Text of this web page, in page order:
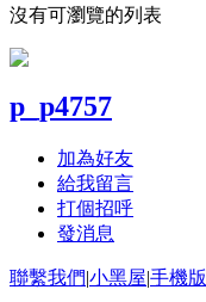
沒有可瀏覽的列表
p_p4757
加為好友
給我留言
打個招呼
發消息
聯繫我們|小黑屋|手機版